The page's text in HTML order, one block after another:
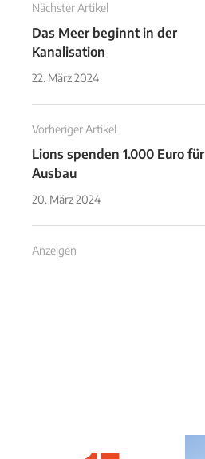
Nächster Artikel
Das Meer beginnt in der
Kanalisation
22. März 2024
Vorheriger Artikel
Lions spenden 1.000 Euro für
Ausbau
20. März 2024
Anzeigen